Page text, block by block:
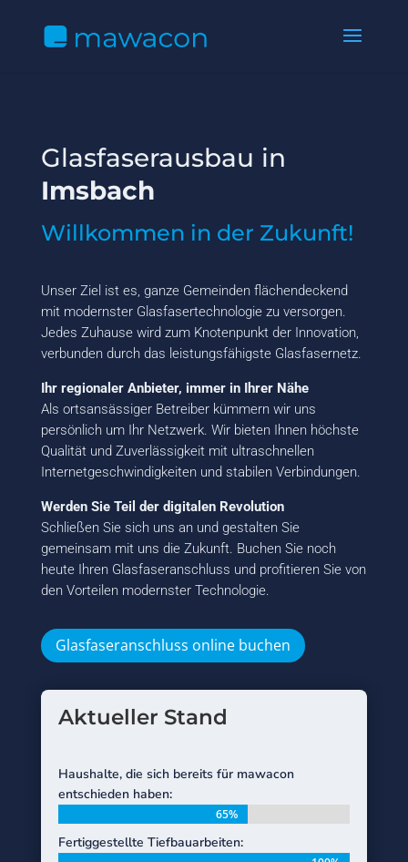
Glasfaserausbau in
Imsbach
Willkommen in der Zukunft!
Unser Ziel ist es, ganze Gemeinden flächendeckend
mit modernster Glasfasertechnologie zu versorgen.
Jedes Zuhause wird zum Knotenpunkt der Innovation,
verbunden durch das leistungsfähigste Glasfasernetz.
Ihr regionaler Anbieter, immer in Ihrer Nähe
Als ortsansässiger Betreiber kümmern wir uns
persönlich um Ihr Netzwerk. Wir bieten Ihnen höchste
Qualität und Zuverlässigkeit mit ultraschnellen
Internetgeschwindigkeiten und stabilen Verbindungen.
Werden Sie Teil der digitalen Revolution
Schließen Sie sich uns an und gestalten Sie
gemeinsam mit uns die Zukunft. Buchen Sie noch
heute Ihren Glasfaseranschluss und profitieren Sie von
den Vorteilen modernster Technologie.
Glasfaseranschluss online buchen
Aktueller Stand
Haushalte, die sich bereits für mawacon
entschieden haben:
65%
65%
Fertiggestellte Tiefbauarbeiten: